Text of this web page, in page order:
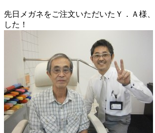
先日メガネをご注文いただいたＹ．Ａ様
した！